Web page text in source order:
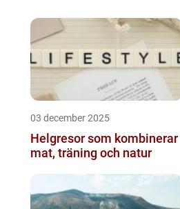
03 december 2025
Helgresor som kombinerar
mat, träning och natur